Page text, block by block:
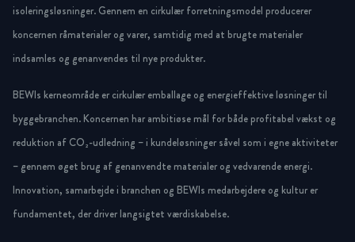
isoleringsløsninger. Gennem en cirkulær forretningsmodel producerer
koncernen råmaterialer og varer, samtidig med at brugte materialer
indsamles og genanvendes til nye produkter.
BEWIs kerneområde er cirkulær emballage og energieffektive løsninger til
byggebranchen. Koncernen har ambitiøse mål for både profitabel vækst og
reduktion af CO₂-udledning – i kundeløsninger såvel som i egne aktiviteter
– gennem øget brug af genanvendte materialer og vedvarende energi.
Innovation, samarbejde i branchen og BEWIs medarbejdere og kultur er
fundamentet, der driver langsigtet værdiskabelse.